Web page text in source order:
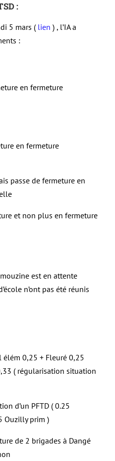
:
5 mars (lien ) , l’IA a
:
en fermeture
en fermeture
passe de fermeture en
et non plus en fermeture
est en attente
n’ont pas été réunis
élém 0,25 + Fleuré 0,25
( régularisation situation
d’un PFTD ( 0.25
Ouzilly prim )
de 2 brigades à Dangé